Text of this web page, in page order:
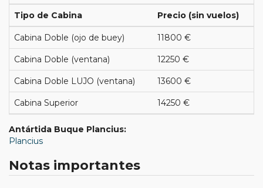
Tipo de Cabina Precio (sin vuelos)
Cabina Doble (ojo de buey) 11800 €
Cabina Doble (ventana) 12250 €
Cabina Doble LUJO (ventana) 13600 €
Cabina Superior 14250 €
Antártida Buque Plancius:
Plancius
Notas importantes